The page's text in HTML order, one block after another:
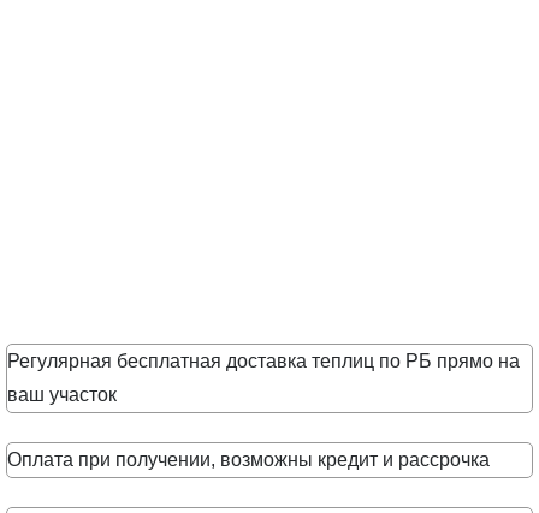
Регулярная бесплатная доставка теплиц по РБ прямо на
ваш участок
Оплата при получении, возможны кредит и рассрочка